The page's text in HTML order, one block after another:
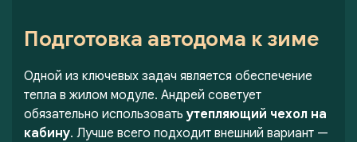
Подготовка автодома к зиме
Одной из ключевых задач является обеспечение
тепла в жилом модуле. Андрей советует
обязательно использовать утепляющий чехол на
кабину. Лучше всего подходит внешний вариант —